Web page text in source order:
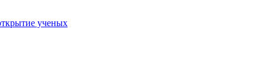
ученых